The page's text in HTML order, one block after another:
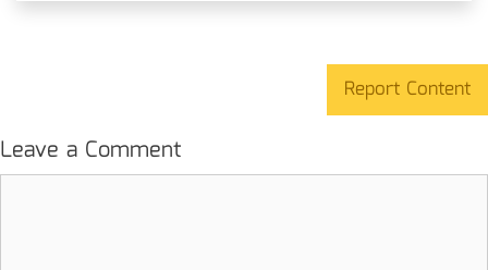
Report Content
Leave a Comment